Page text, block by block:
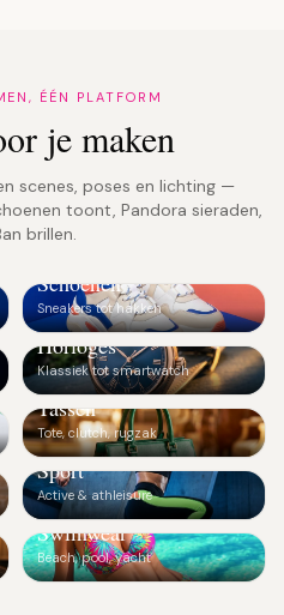
ÉÉN PLATFORM
je maken
scenes, poses en lichting —
toont, Pandora sieraden,
brillen.
👟
Schoenen
Sneakers tot hakken
⌚
Horloges
Klassiek tot smartwatch
👜
Tassen
Tote, clutch, rugzak
🏃
Sport
Active & athleisure
👙
Swimwear
Beach, pool, yacht